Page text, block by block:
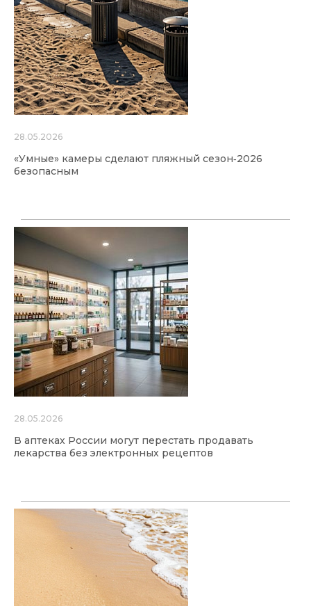
28.05.2026
«Умные» камеры сделают пляжный сезон‑2026
безопасным
28.05.2026
В аптеках России могут перестать продавать
лекарства без электронных рецептов